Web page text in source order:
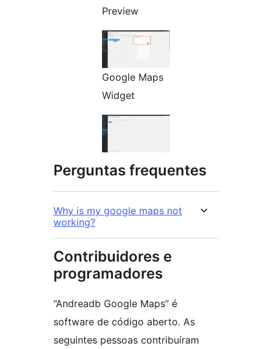
Preview
Google Maps
Widget
Perguntas frequentes
Why is my google maps not
working?
Contribuidores e
programadores
“Andreadb Google Maps” é
software de código aberto. As
seguintes pessoas contribuíram